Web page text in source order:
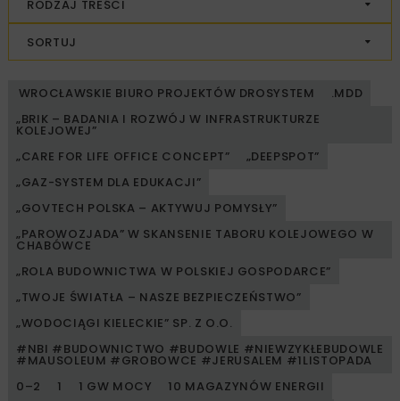
RODZAJ TREŚCI
SORTUJ
WROCŁAWSKIE BIURO PROJEKTÓW DROSYSTEM
.MDD
„BRIK – BADANIA I ROZWÓJ W INFRASTRUKTURZE
KOLEJOWEJ”
„CARE FOR LIFE OFFICE CONCEPT”
„DEEPSPOT”
„GAZ-SYSTEM DLA EDUKACJI”
„GOVTECH POLSKA – AKTYWUJ POMYSŁY”
„PAROWOZJADA” W SKANSENIE TABORU KOLEJOWEGO W
CHABÓWCE
„ROLA BUDOWNICTWA W POLSKIEJ GOSPODARCE”
„TWOJE ŚWIATŁA – NASZE BEZPIECZEŃSTWO”
„WODOCIĄGI KIELECKIE” SP. Z O.O.
#NBI #BUDOWNICTWO #BUDOWLE #NIEWZYKŁEBUDOWLE
#MAUSOLEUM #GROBOWCE #JERUSALEM #1LISTOPADA
0–2
1 1 GW MOCY
10 MAGAZYNÓW ENERGII